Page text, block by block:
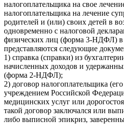
налогоплательщика на свое
налогоплательщика на лечение
родителей и (или) своих детей в
одновременно с налоговой
физических лиц (форма 3-НДФЛ)
представляются следующие
1) справка (справки) из
начисленных доходов и
(форма 2-НДФЛ);
2) договор налогоплательщика
учреждением Российской
медицинских услуг или
такой договор заключался или
либо выписной эпикриз,